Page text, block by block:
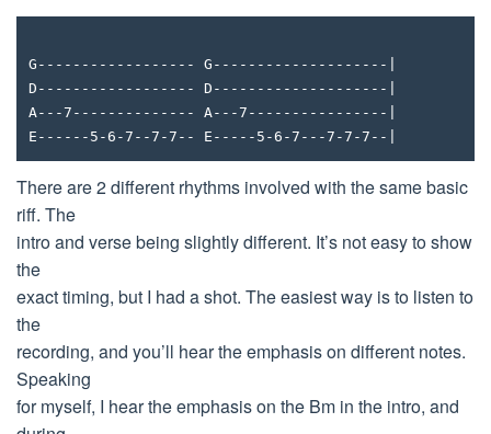
G------------------ G--------------------|
D------------------ D--------------------|
A---7-------------- A---7----------------|
E------5-6-7--7-7-- E-----5-6-7---7-7-7--|
There are 2 different rhythms involved with the same basic
riff. The
intro and verse being slightly different. It’s not easy to show
the
exact timing, but I had a shot. The easiest way is to listen to
the
recording, and you’ll hear the emphasis on different notes.
Speaking
for myself, I hear the emphasis on the Bm in the intro, and